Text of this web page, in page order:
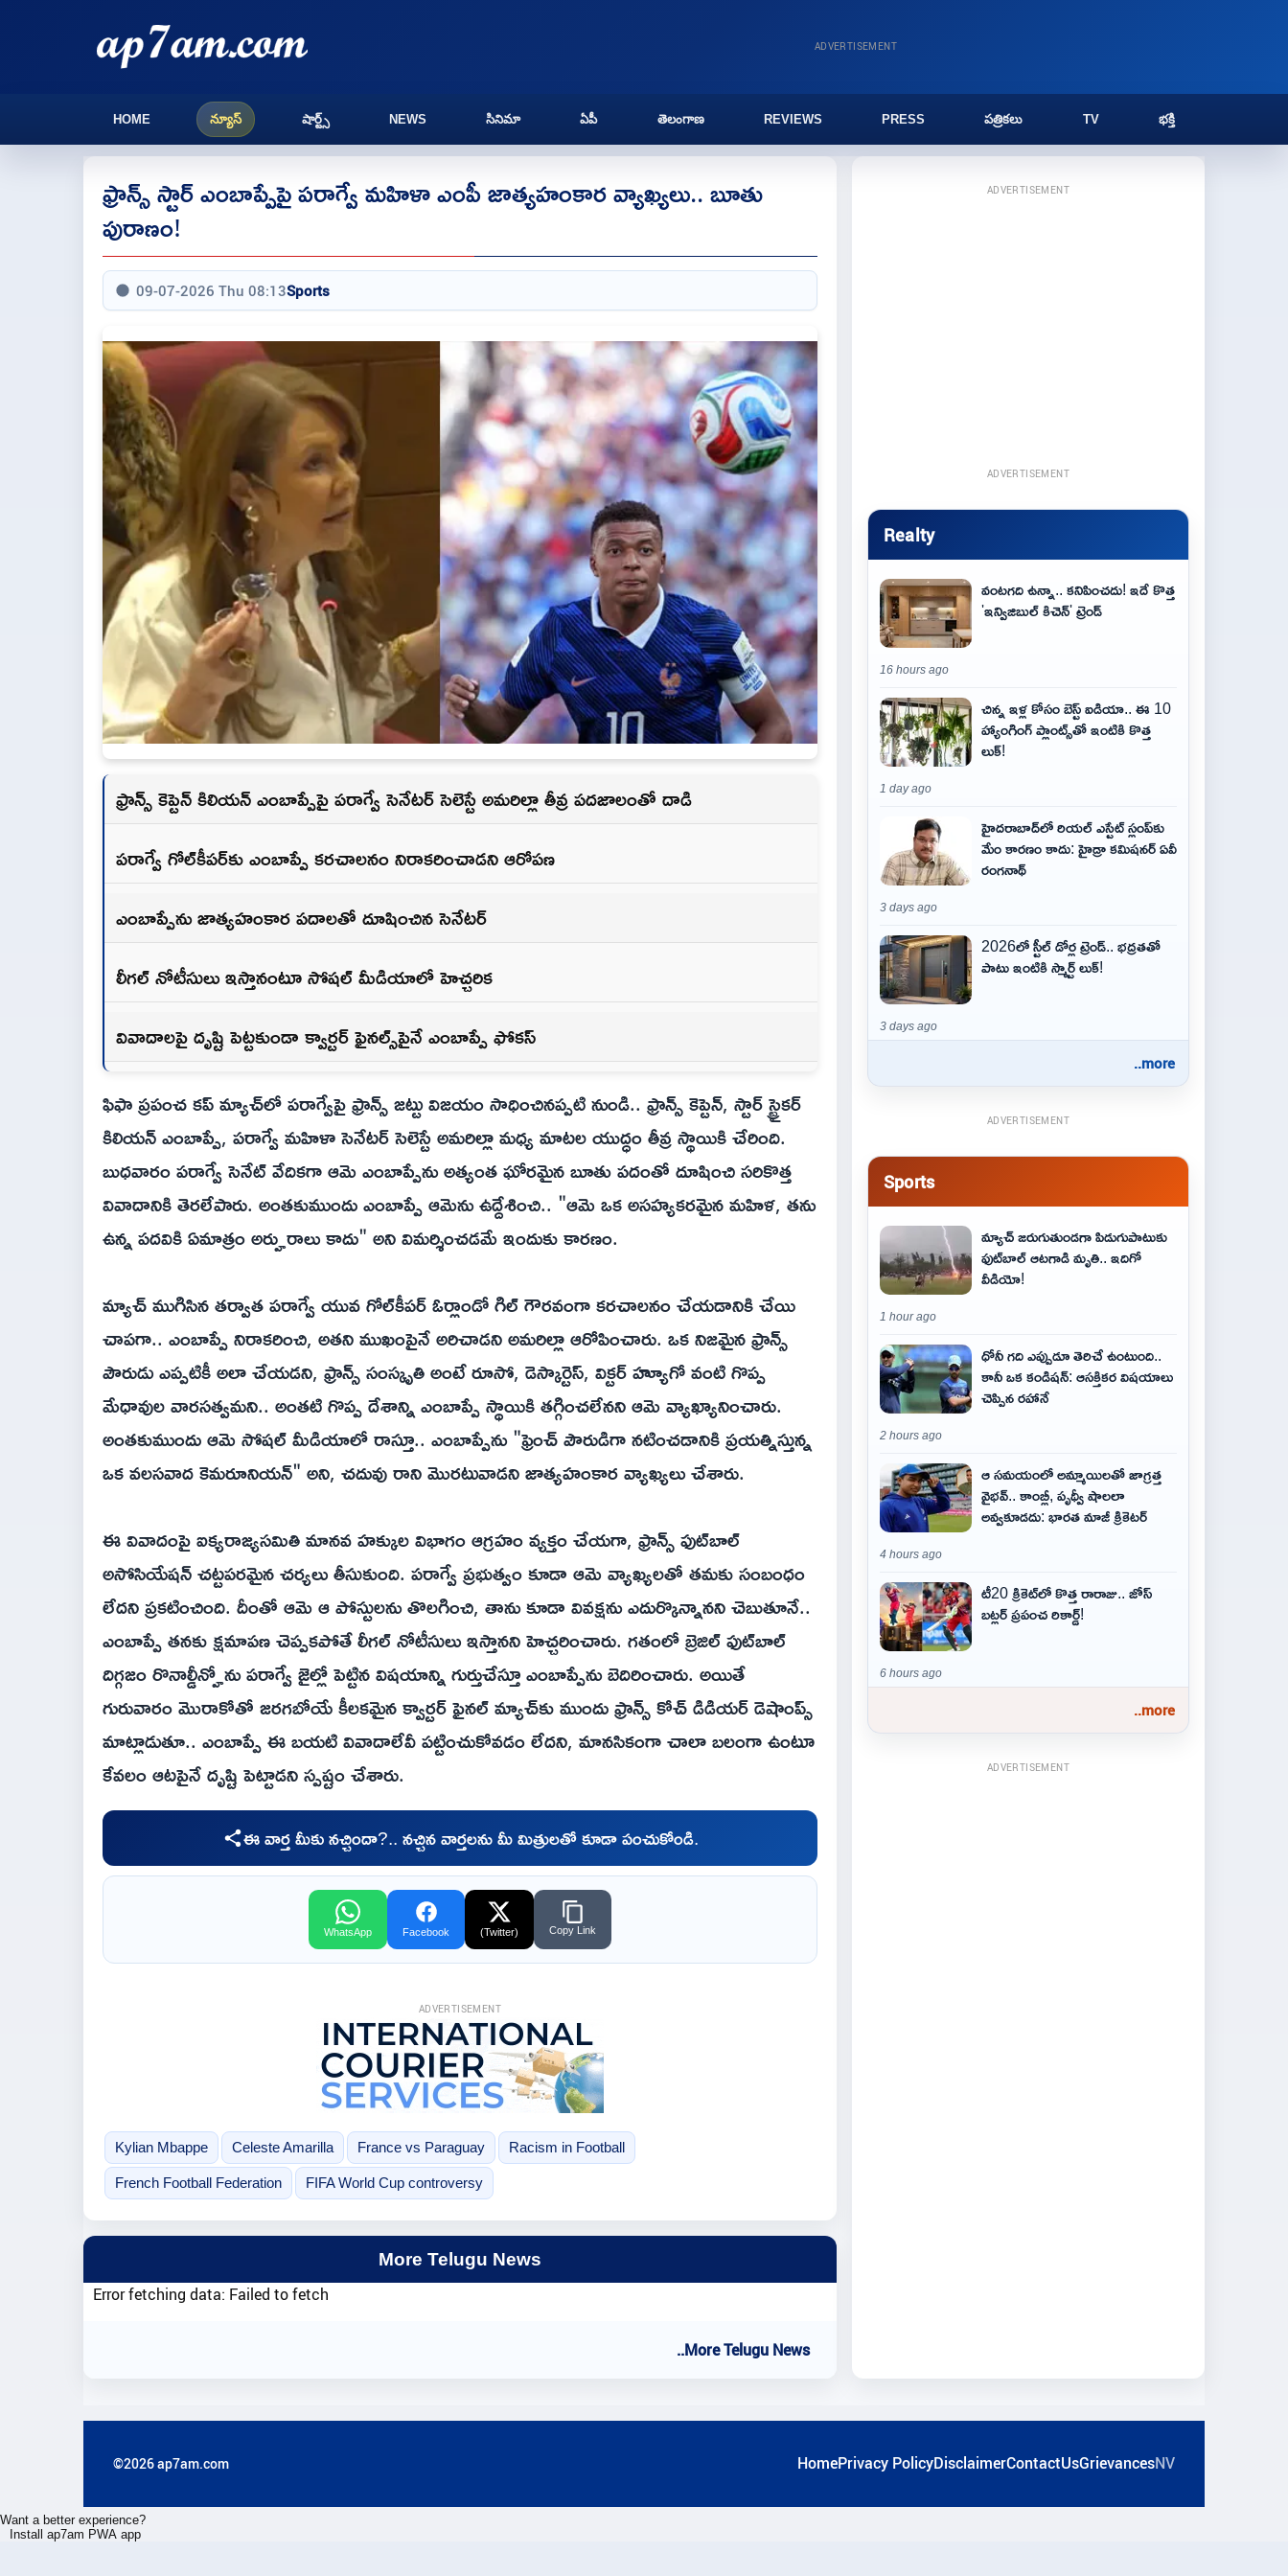
ADVERTISEMENT
HOME న్యూస్ షార్ట్స్ NEWS సినిమా ఏపీ తెలంగాణ REVIEWS PRESS పత్రికలు TV భక్తి
ఫ్రాన్స్ స్టార్ ఎంబాప్పేపై పరాగ్వే మహిళా ఎంపీ జాత్యహంకార వ్యాఖ్యలు.. బూతు
పురాణం!
09-07-2026 Thu 08:13Sports
ఫ్రాన్స్ కెప్టెన్ కిలియన్ ఎంబాప్పేపై పరాగ్వే సెనేటర్ సెలెస్టే అమరిల్లా తీవ్ర పదజాలంతో దాడి
పరాగ్వే గోల్‌కీపర్‌కు ఎంబాప్పే కరచాలనం నిరాకరించాడని ఆరోపణ
ఎంబాప్పేను జాత్యహంకార పదాలతో దూషించిన సెనేటర్
లీగల్ నోటీసులు ఇస్తానంటూ సోషల్ మీడియాలో హెచ్చరిక
వివాదాలపై దృష్టి పెట్టకుండా క్వార్టర్ ఫైనల్స్‌పైనే ఎంబాప్పే ఫోకస్
ఫిఫా ప్రపంచ కప్ మ్యాచ్‌లో పరాగ్వేపై ఫ్రాన్స్ జట్టు విజయం సాధించినప్పటి నుండి.. ఫ్రాన్స్ కెప్టెన్, స్టార్ స్ట్రైకర్
కిలియన్ ఎంబాప్పే, పరాగ్వే మహిళా సెనేటర్ సెలెస్టే అమరిల్లా మధ్య మాటల యుద్ధం తీవ్ర స్థాయికి చేరింది.
బుధవారం పరాగ్వే సెనేట్ వేదికగా ఆమె ఎంబాప్పేను అత్యంత ఘోరమైన బూతు పదంతో దూషించి సరికొత్త
వివాదానికి తెరలేపారు. అంతకుముందు ఎంబాప్పే ఆమెను ఉద్దేశించి.. "ఆమె ఒక అసహ్యకరమైన మహిళ, తను
ఉన్న పదవికి ఏమాత్రం అర్హురాలు కాదు" అని విమర్శించడమే ఇందుకు కారణం.
మ్యాచ్ ముగిసిన తర్వాత పరాగ్వే యువ గోల్‌కీపర్ ఓర్లాండో గిల్ గౌరవంగా కరచాలనం చేయడానికి చేయి
చాపగా.. ఎంబాప్పే నిరాకరించి, అతని ముఖంపైనే అరిచాడని అమరిల్లా ఆరోపించారు. ఒక నిజమైన ఫ్రాన్స్
పౌరుడు ఎప్పటికీ అలా చేయడని, ఫ్రాన్స్ సంస్కృతి అంటే రూసో, డెస్కార్టెస్, విక్టర్ హ్యూగో వంటి గొప్ప
మేధావుల వారసత్వమని.. అంతటి గొప్ప దేశాన్ని ఎంబాప్పే స్థాయికి తగ్గించలేనని ఆమె వ్యాఖ్యానించారు.
అంతకుముందు ఆమె సోషల్ మీడియాలో రాస్తూ.. ఎంబాప్పేను "ఫ్రెంచ్ పౌరుడిగా నటించడానికి ప్రయత్నిస్తున్న
ఒక వలసవాద కెమరూనియన్" అని, చదువు రాని మొరటువాడని జాత్యహంకార వ్యాఖ్యలు చేశారు.
ఈ వివాదంపై ఐక్యరాజ్యసమితి మానవ హక్కుల విభాగం ఆగ్రహం వ్యక్తం చేయగా, ఫ్రాన్స్ ఫుట్‌బాల్
అసోసియేషన్ చట్టపరమైన చర్యలు తీసుకుంది. పరాగ్వే ప్రభుత్వం కూడా ఆమె వ్యాఖ్యలతో తమకు సంబంధం
లేదని ప్రకటించింది. దీంతో ఆమె ఆ పోస్టులను తొలగించి, తాను కూడా వివక్షను ఎదుర్కొన్నానని చెబుతూనే..
ఎంబాప్పే తనకు క్షమాపణ చెప్పకపోతే లీగల్ నోటీసులు ఇస్తానని హెచ్చరించారు. గతంలో బ్రెజిల్ ఫుట్‌బాల్
దిగ్గజం రొనాల్డీన్హోను పరాగ్వే జైల్లో పెట్టిన విషయాన్ని గుర్తుచేస్తూ ఎంబాప్పేను బెదిరించారు. అయితే
గురువారం మొరాకోతో జరగబోయే కీలకమైన క్వార్టర్ ఫైనల్ మ్యాచ్‌కు ముందు ఫ్రాన్స్ కోచ్ డిడియర్ డెషాంప్స్
మాట్లాడుతూ.. ఎంబాప్పే ఈ బయటి వివాదాలేవీ పట్టించుకోవడం లేదని, మానసికంగా చాలా బలంగా ఉంటూ
కేవలం ఆటపైనే దృష్టి పెట్టాడని స్పష్టం చేశారు.
ఈ వార్త మీకు నచ్చిందా?.. నచ్చిన వార్తలను మీ మిత్రులతో కూడా పంచుకోండి.
WhatsApp Facebook (Twitter) Copy Link
ADVERTISEMENT
Kylian Mbappe Celeste Amarilla France vs Paraguay Racism in Football
French Football Federation FIFA World Cup controversy
More Telugu News
Error fetching data: Failed to fetch
..More Telugu News
ADVERTISEMENT
ADVERTISEMENT
Realty
వంటగది ఉన్నా.. కనిపించదు! ఇదే కొత్త
'ఇన్విజిబుల్ కిచెన్' ట్రెండ్
16 hours ago
చిన్న ఇళ్ల కోసం బెస్ట్ ఐడియా.. ఈ 10
హ్యాంగింగ్ ప్లాంట్స్‌తో ఇంటికి కొత్త
లుక్!
1 day ago
హైదరాబాద్‌లో రియల్ ఎస్టేట్ స్లంప్‌కు
మేం కారణం కాదు: హైడ్రా కమిషనర్ ఏవీ
రంగనాథ్
3 days ago
2026లో స్టీల్ డోర్ల ట్రెండ్.. భద్రతతో
పాటు ఇంటికి స్మార్ట్ లుక్!
3 days ago
..more
ADVERTISEMENT
Sports
మ్యాచ్ జరుగుతుండగా పిడుగుపాటుకు
ఫుట్‌బాల్ ఆటగాడి మృతి.. ఇదిగో
వీడియో!
1 hour ago
ధోనీ గది ఎప్పుడూ తెరిచే ఉంటుంది..
కానీ ఒక కండిషన్: ఆసక్తికర విషయాలు
చెప్పిన రహానే
2 hours ago
ఆ స‌మ‌యంలో అమ్మాయిల‌తో జాగ్ర‌త్త‌
వైభ‌వ్‌.. కాంబ్లీ, పృథ్వీ షాలలా
అవ్వ‌కూడ‌దు: భార‌త మాజీ క్రికెట‌ర్‌
4 hours ago
టీ20 క్రికెట్‌లో కొత్త రారాజు.. జోస్
బట్లర్ ప్ర‌పంచ రికార్డ్‌!
6 hours ago
..more
ADVERTISEMENT
©2026 ap7am.com HomePrivacy PolicyDisclaimerContactUsGrievancesNV
Want a better experience?
Install ap7am PWA app